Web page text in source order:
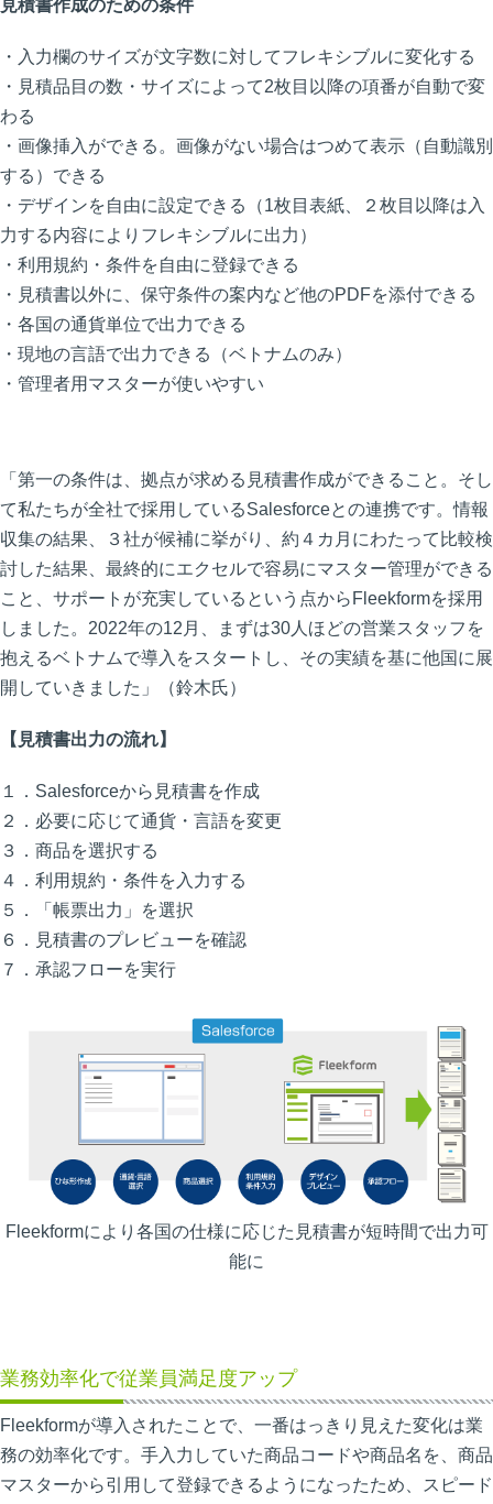
見積書作成のための条件
・入力欄のサイズが文字数に対してフレキシブルに変化する
・見積品目の数・サイズによって2枚目以降の項番が自動で変
わる
・画像挿入ができる。画像がない場合はつめて表示（自動識別
する）できる
・デザインを自由に設定できる（1枚目表紙、２枚目以降は入
力する内容によりフレキシブルに出力）
・利用規約・条件を自由に登録できる
・見積書以外に、保守条件の案内など他のPDFを添付できる
・各国の通貨単位で出力できる
・現地の言語で出力できる（ベトナムのみ）
・管理者用マスターが使いやすい
「第一の条件は、拠点が求める見積書作成ができること。そし
て私たちが全社で採用しているSalesforceとの連携です。情報
収集の結果、３社が候補に挙がり、約４カ月にわたって比較検
討した結果、最終的にエクセルで容易にマスター管理ができる
こと、サポートが充実しているという点からFleekformを採用
しました。2022年の12月、まずは30人ほどの営業スタッフを
抱えるベトナムで導入をスタートし、その実績を基に他国に展
開していきました」（鈴木氏）
【見積書出力の流れ】
１．Salesforceから見積書を作成
２．必要に応じて通貨・言語を変更
３．商品を選択する
４．利用規約・条件を入力する
５．「帳票出力」を選択
６．見積書のプレビューを確認
７．承認フローを実行
Fleekformにより各国の仕様に応じた見積書が短時間で出力可
能に
業務効率化で従業員満足度アップ
Fleekformが導入されたことで、一番はっきり見えた変化は業
務の効率化です。手入力していた商品コードや商品名を、商品
マスターから引用して登録できるようになったため、スピード